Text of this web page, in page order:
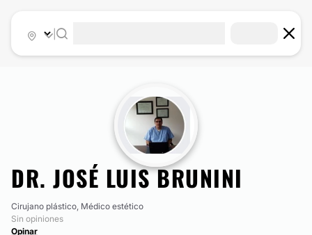
DR. JOSÉ LUIS BRUNINI
Cirujano plástico, Médico estético
Sin opiniones
Opinar